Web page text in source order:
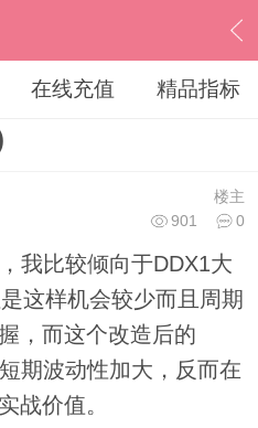
容
在线充值 精品指标
楼主
我比较倾向于DDX1大
这样机会较少而且周期
，而这个改造后的
期波动性加大，反而在
战价值。